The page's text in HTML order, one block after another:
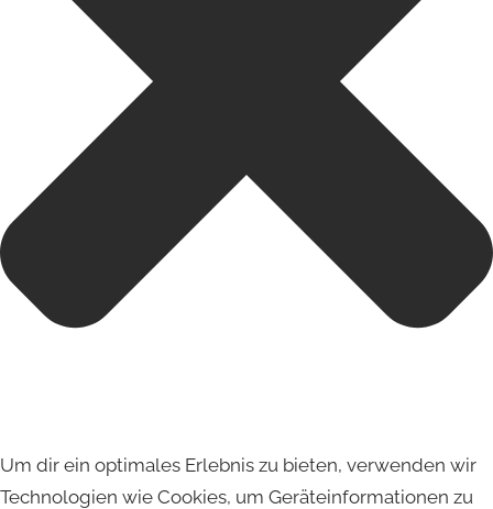
Um dir ein optimales Erlebnis zu bieten, verwenden wir
Technologien wie Cookies, um Geräteinformationen zu